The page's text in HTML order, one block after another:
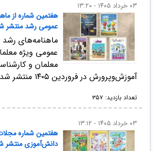
۰۳ خرداد ۱۴۰۵ - ۱۳:۲۰
هفتمین شماره از
عمومی رشد منتشر
ماهنامه‌های رشد
عمومی ویژه
معلمان و
آموزش‌و‌پرورش در فروردین ۱۴۰۵ منتشر شدند.
تعداد بازدید: ۳۵۷
۰۳ خرداد ۱۴۰۵ - ۱۳:۱۲
هفتمین شماره
دانش‌آموزی منتشر